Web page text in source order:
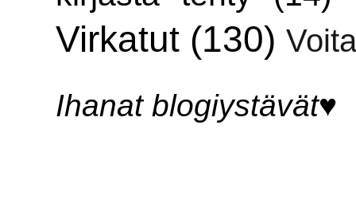
Virkatut (130)
Ihanat blogiystävät♥